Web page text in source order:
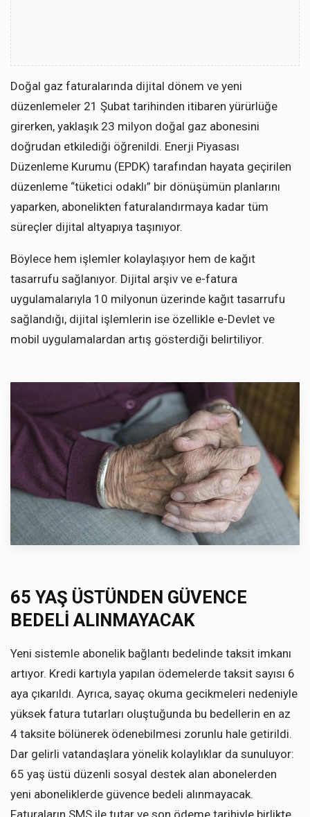
Doğal gaz faturalarında dijital dönem ve yeni
düzenlemeler 21 Şubat tarihinden itibaren yürürlüğe
girerken, yaklaşık 23 milyon doğal gaz abonesini
doğrudan etkilediği öğrenildi. Enerji Piyasası
Düzenleme Kurumu (EPDK) tarafından hayata geçirilen
düzenleme “tüketici odaklı” bir dönüşümün planlarını
yaparken, abonelikten faturalandırmaya kadar tüm
süreçler dijital altyapıya taşınıyor.
Böylece hem işlemler kolaylaşıyor hem de kağıt
tasarrufu sağlanıyor. Dijital arşiv ve e-fatura
uygulamalarıyla 10 milyonun üzerinde kağıt tasarrufu
sağlandığı, dijital işlemlerin ise özellikle e-Devlet ve
mobil uygulamalardan artış gösterdiği belirtiliyor.
65 YAŞ ÜSTÜNDEN GÜVENCE
BEDELİ ALINMAYACAK
Yeni sistemle abonelik bağlantı bedelinde taksit imkanı
artıyor. Kredi kartıyla yapılan ödemelerde taksit sayısı 6
aya çıkarıldı. Ayrıca, sayaç okuma gecikmeleri nedeniyle
yüksek fatura tutarları oluştuğunda bu bedellerin en az
4 taksite bölünerek ödenebilmesi zorunlu hale getirildi.
Dar gelirli vatandaşlara yönelik kolaylıklar da sunuluyor:
65 yaş üstü düzenli sosyal destek alan abonelerden
yeni aboneliklerde güvence bedeli alınmayacak.